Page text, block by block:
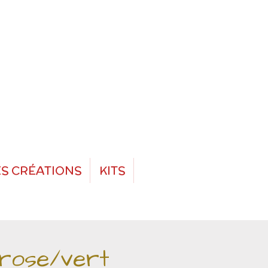
CRÉATIONS KITS
vert